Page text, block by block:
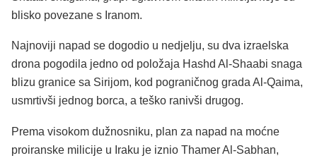
blisko povezane s Iranom.
Najnoviji napad se dogodio u nedjelju, su dva izraelska
drona pogodila jedno od položaja Hashd Al-Shaabi snaga
blizu granice sa Sirijom, kod pograničnog grada Al-Qaima,
usmrtivši jednog borca, a teško ranivši drugog.
Prema visokom dužnosniku, plan za napad na moćne
proiranske milicije u Iraku je iznio Thamer Al-Sabhan,